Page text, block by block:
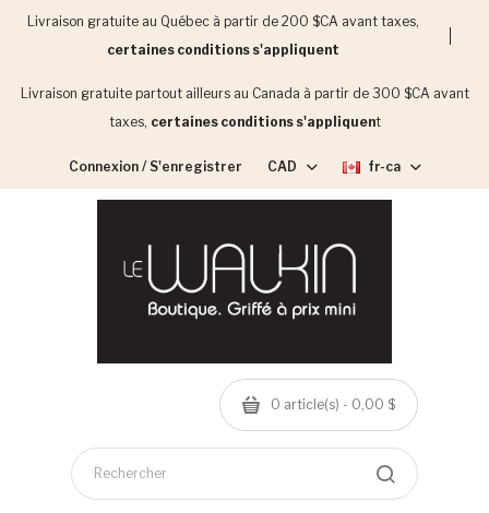
Livraison gratuite au Québec à partir de 200 $CA avant taxes,
certaines conditions s'appliquent
Livraison gratuite partout ailleurs au Canada à partir de 300 $CA avant
taxes, certaines conditions s'appliquent
Connexion / S'enregistrer CAD fr-ca
0 article(s) - 0,00 $